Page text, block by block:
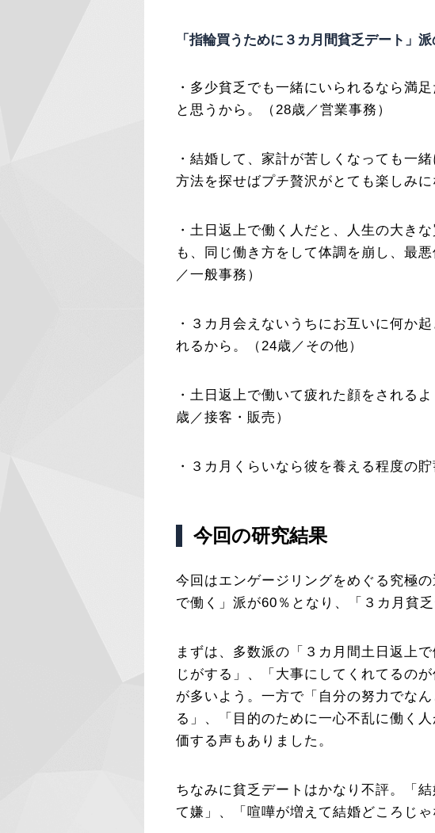
「指輪買うために３カ月間貧乏デート」
・多少貧乏でも一緒にいられるなら満
と思うから。（28歳／営業事務）
・結婚して、家計が苦しくなっても一
方法を探せばプチ贅沢がとても楽しみ
・土日返上で働く人だと、人生の大き
も、同じ働き方をして体調を崩し、最
／一般事務）
・３カ月会えないうちにお互いに何か
れるから。（24歳／その他）
・土日返上で働いて疲れた顔をされる
歳／接客・販売）
・３カ月くらいなら彼を養える程度の
今回の研究結果
今回はエンゲージリングをめぐる究極
で働く」派が60％となり、「３カ月貧
まずは、多数派の「３カ月間土日返上
じがする」、「大事にしてくれてるの
が多いよう。一方で「自分の努力でな
る」、「目的のために一心不乱に働く
価する声もありました。
ちなみに貧乏デートはかなり不評。「
て嫌」、「喧嘩が増えて結婚どころじ